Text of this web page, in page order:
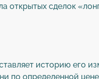
открытых сделок
историю его
по определенной